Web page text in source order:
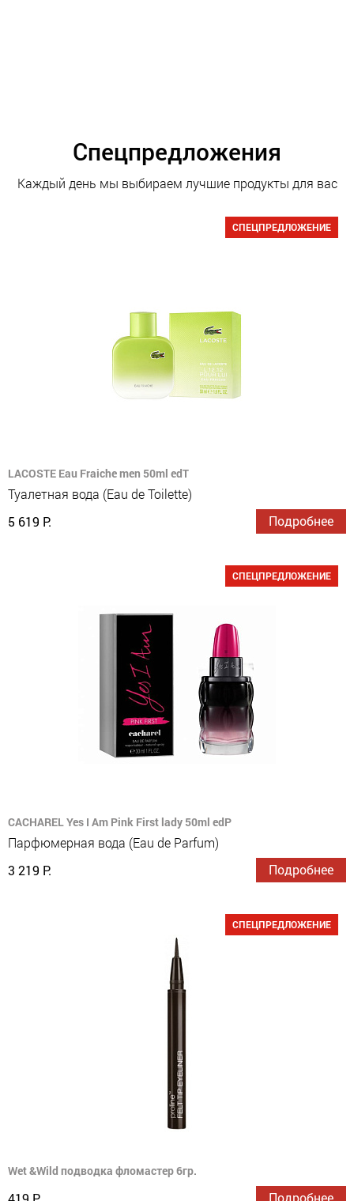
Спецпредложения
Каждый день мы выбираем лучшие продукты для вас
СПЕЦПРЕДЛОЖЕНИЕ
LACOSTE Eau Fraiche men 50ml edT
Туалетная вода (Eau de Toilette)
5 619 Р.
Подробнее
СПЕЦПРЕДЛОЖЕНИЕ
CACHAREL Yes I Am Pink First lady 50ml edP
Парфюмерная вода (Eau de Parfum)
3 219 Р.
Подробнее
СПЕЦПРЕДЛОЖЕНИЕ
Wet &Wild подводка фломастер 6гр.